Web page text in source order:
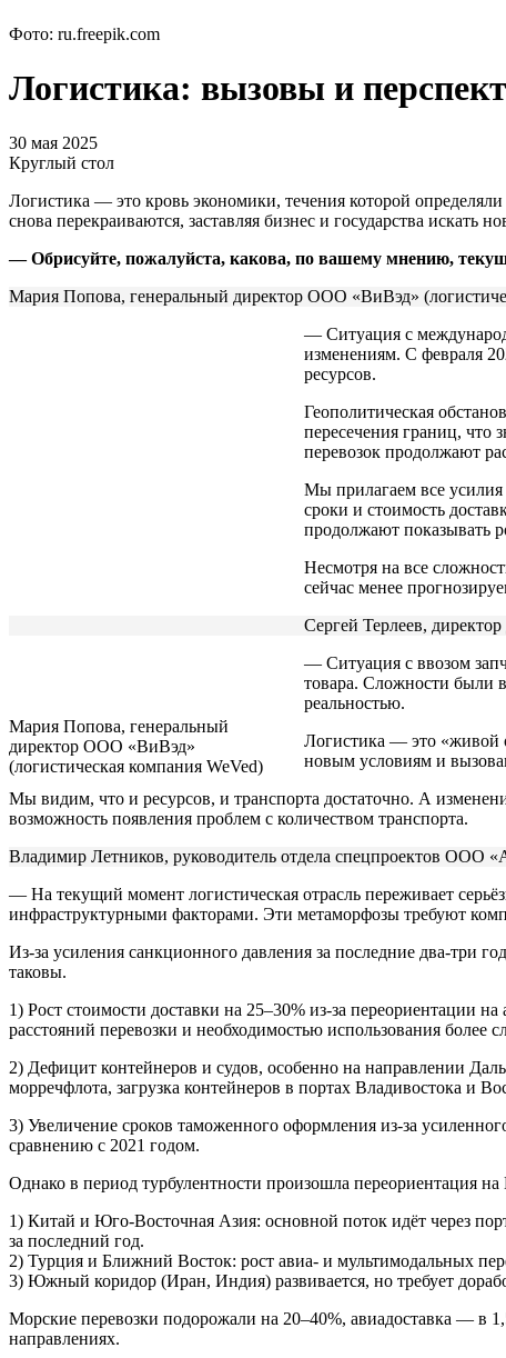
Фото: ru.freepik.com
Логистика: вызовы и
30 мая 2025
Круглый стол
Логистика ― это кровь экономики, течения которой
снова перекраиваются, заставляя бизнес и государства
— Обрисуйте, пожалуйста, какова, по вашему мнению,
Мария Попова, генеральный директор ООО «ВиВэд»
Мария Попова, генеральный
директор ООО «ВиВэд»
(логистическая компания WeVed)
― Ситуация с
изменениям. С февраля
ресурсов.
Геополитическая
пересечения границ, что
перевозок продолжают
Мы прилагаем все усилия
сроки и стоимость
продолжают показывать
Несмотря на все
сейчас менее
Сергей Терлеев,
— Ситуация с ввозом
товара. Сложности были
реальностью.
Логистика — это «живой
новым условиям и
Мы видим, что и ресурсов, и транспорта достаточно. А
возможность появления проблем с количеством транспорта.
Владимир Летников, руководитель отдела спецпроектов ООО
― На текущий момент логистическая отрасль переживает
инфраструктурными факторами. Эти метаморфозы требуют
Из-за усиления санкционного давления за последние два-три
таковы.
1) Рост стоимости доставки на 25–30% из-за
расстояний перевозки и необходимостью использования более
2) Дефицит контейнеров и судов, особенно на направлении
морречфлота, загрузка контейнеров в портах Владивостока и
3) Увеличение сроков таможенного оформления из-за
сравнению с 2021 годом.
Однако в период турбулентности произошла переориентация на
1) Китай и Юго-Восточная Азия: основной поток идёт через
за последний год.
2) Турция и Ближний Восток: рост авиа- и мультимодальных
3) Южный коридор (Иран, Индия) развивается, но требует
Морские перевозки подорожали на 20–40%, авиадоставка ― в
направлениях.